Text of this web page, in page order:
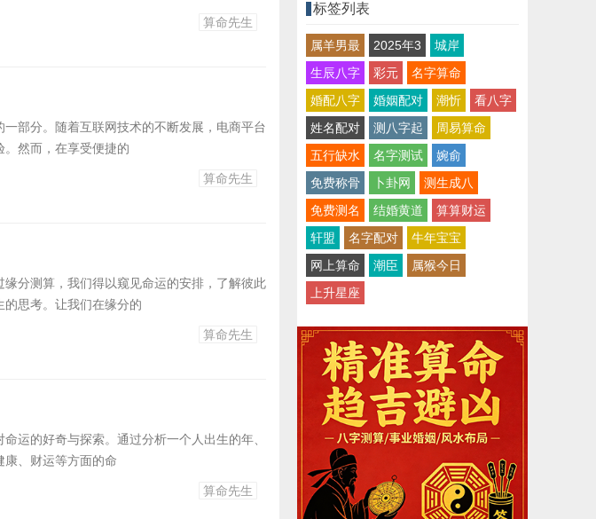
算命先生
部分。随着互联网技术的不断发展，电商平台
然而，在享受便捷的
算命先生
分测算，我们得以窥见命运的安排，了解彼此
思考。让我们在缘分的
算命先生
运的好奇与探索。通过分析一个人出生的年、
康、财运等方面的命
算命先生
标签列表
属羊男最 2025年3
城岸
生辰八字
彩元
名字算命
婚配八字
婚姻配对 潮忻
看八字
姓名配对
测八字起
周易算命
五行缺水
名字测试
婉俞
免费称骨
卜卦网
测生成八
免费测名
结婚黄道
算算财运
轩盟
名字配对
牛年宝宝
网上算命
潮臣
属猴今日
上升星座